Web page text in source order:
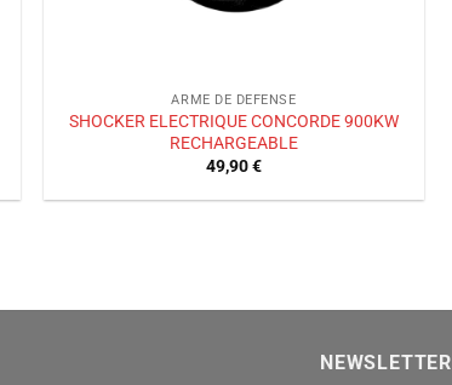
ARME DE DEFENSE
SHOCKER ELECTRIQUE CONCORDE 900KW
RECHARGEABLE
49,90€
NEWSLETTER